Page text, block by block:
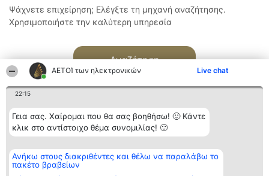
ΑΕΤΟΊ των ηλεκτρονικών Live chat
22:15
Γεια σας. Χαίρομαι που θα σας βοηθήσω! 🙂 Κάντε
κλικ στο αντίστοιχο θέμα συνομιλίας! 🙂
Ανήκω στους διακριθέντες και θέλω να παραλάβω το
πακέτο βραβείων
Ψάχνετε επιχείρηση; Ελέγξτε τη μηχανή αναζήτησης.
Χρησιμοποιήστε την καλύτερη υπηρεσία
Αναζήτηση
Διοργανωτής της
κατάταξης
BEAUTIFUL COMPANY
Κατάταξη
Διακριθέντες
των
Επικοινωνία
Επικοινωνία